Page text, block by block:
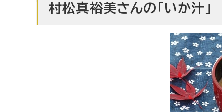
村松真裕美さんの「いか汁